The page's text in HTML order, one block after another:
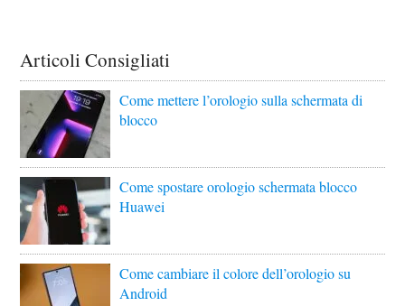
Articoli Consigliati
Come mettere l’orologio sulla schermata di
blocco
Come spostare orologio schermata blocco
Huawei
Come cambiare il colore dell’orologio su
Android